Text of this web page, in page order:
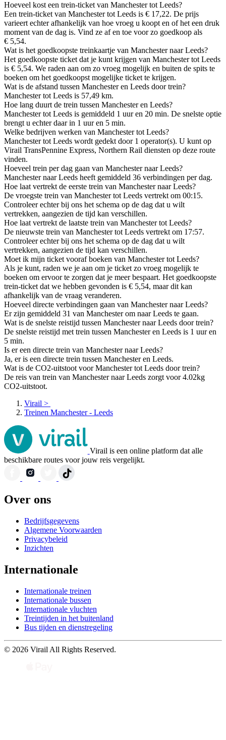
Hoeveel kost een trein-ticket van Manchester tot Leeds?
Een trein-ticket van Manchester tot Leeds is € 17,22. De prijs
varieert echter afhankelijk van hoe vroeg u koopt en of het een druk
moment van de dag is. Vind ze af en toe voor zo goedkoop als
€ 5,54.
Wat is het goedkoopste treinkaartje van Manchester naar Leeds?
Het goedkoopste ticket dat je kunt krijgen van Manchester tot Leeds
is € 5,54. We raden aan om zo vroeg mogelijk en buiten de spits te
boeken om het goedkoopst mogelijke ticket te krijgen.
Wat is de afstand tussen Manchester en Leeds door trein?
Manchester tot Leeds is 57,49 km.
Hoe lang duurt de trein tussen Manchester en Leeds?
Manchester tot Leeds is gemiddeld 1 uur en 20 min. De snelste optie
brengt u echter daar in 1 uur en 5 min.
Welke bedrijven werken van Manchester tot Leeds?
Manchester tot Leeds wordt gedekt door 1 operator(s). U kunt op
Virail TransPennine Express, Northern Rail diensten op deze route
vinden.
Hoeveel trein per dag gaan van Manchester naar Leeds?
Manchester naar Leeds heeft gemiddeld 36 verbindingen per dag.
Hoe laat vertrekt de eerste trein van Manchester naar Leeds?
De vroegste trein van Manchester tot Leeds vertrekt om 00:15.
Controleer echter bij ons het schema op de dag dat u wilt
vertrekken, aangezien de tijd kan verschillen.
Hoe laat vertrekt de laatste trein van Manchester tot Leeds?
De nieuwste trein van Manchester tot Leeds vertrekt om 17:57.
Controleer echter bij ons het schema op de dag dat u wilt
vertrekken, aangezien de tijd kan verschillen.
Moet ik mijn ticket vooraf boeken van Manchester tot Leeds?
Als je kunt, raden we je aan om je ticket zo vroeg mogelijk te
boeken om ervoor te zorgen dat je meer bespaart. Het goedkoopste
trein-ticket dat we hebben gevonden is € 5,54, maar dit kan
afhankelijk van de vraag veranderen.
Hoeveel directe verbindingen gaan van Manchester naar Leeds?
Er zijn gemiddeld 31 van Manchester om naar Leeds te gaan.
Wat is de snelste reistijd tussen Manchester naar Leeds door trein?
De snelste reistijd met trein tussen Manchester en Leeds is 1 uur en
5 min.
Is er een directe trein van Manchester naar Leeds?
Ja, er is een directe trein tussen Manchester en Leeds.
Wat is de CO2-uitstoot voor Manchester tot Leeds door trein?
De reis van trein van Manchester naar Leeds zorgt voor 4.02kg
CO2-uitstoot.
Virail >
Treinen Manchester - Leeds
Virail is een online platform dat alle
beschikbare routes voor jouw reis vergelijkt.
Over ons
Bedrijfsgegevens
Algemene Voorwaarden
Privacybeleid
Inzichten
Internationale
Internationale treinen
Internationale bussen
Internationale vluchten
Treintijden in het buitenland
Bus tijden en dienstregeling
© 2026 Virail All Rights Reserved.